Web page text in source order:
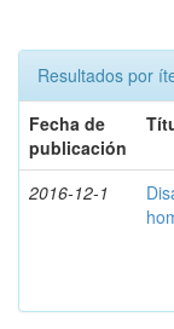
Resultados por
Fecha de
publicación
2016-12-1